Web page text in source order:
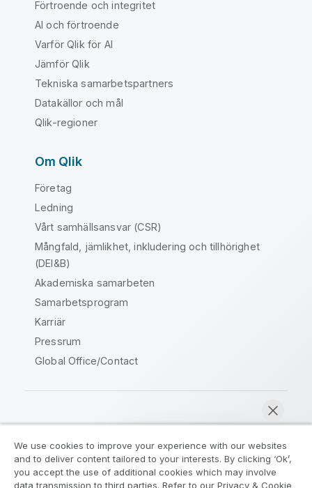
Förtroende och integritet
AI och förtroende
Varför Qlik för AI
Jämför Qlik
Tekniska samarbetspartners
Datakällor och mål
Qlik-regioner
Om Qlik
Företag
Ledning
Vårt samhällsansvar (CSR)
Mångfald, jämlikhet, inkludering och tillhörighet
(DEI&B)
Akademiska samarbeten
Samarbetsprogram
Karriär
Pressrum
Global Office/Contact
Juridiska avtal
Produktvillkor
We use cookies to improve your experience with our websites
and to deliver content tailored to your interests. By clicking ‘Ok’,
you accept the use of additional cookies which may involve
data transmission to third parties. Refer to our Privacy & Cookie